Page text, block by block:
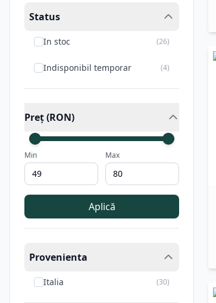
Status
In stoc (26)
Indisponibil temporar (4)
Preț (RON)
Min Max
Aplică
Provenienta
Italia (30)